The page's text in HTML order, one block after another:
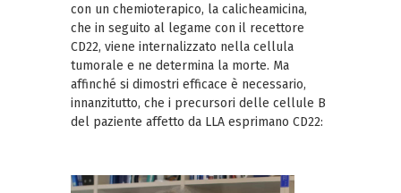
con un chemioterapico, la calicheamicina,
che in seguito al legame con il recettore
CD22, viene internalizzato nella cellula
tumorale e ne determina la morte. Ma
affinché si dimostri efficace è necessario,
innanzitutto, che i precursori delle cellule B
del paziente affetto da LLA esprimano CD22: